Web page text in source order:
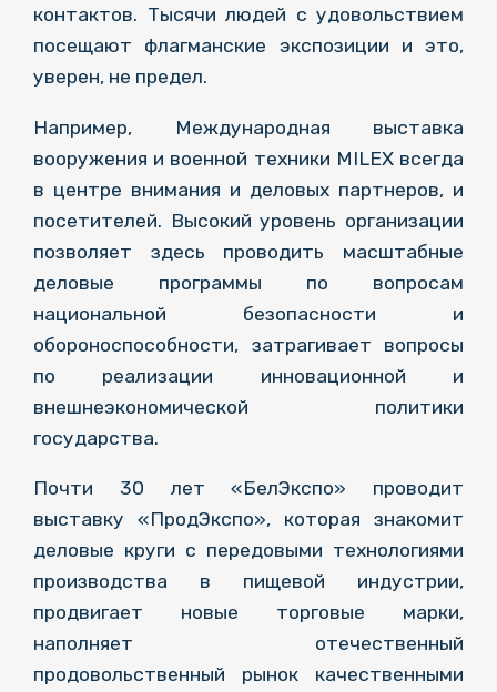
контактов. Тысячи людей с удовольствием
посещают флагманские экспозиции и это,
уверен, не предел.
Например, Международная выставка
вооружения и военной техники MILEX всегда
в центре внимания и деловых партнеров, и
посетителей. Высокий уровень организации
позволяет здесь проводить масштабные
деловые программы по вопросам
национальной безопасности и
обороноспособности, затрагивает вопросы
по реализации инновационной и
внешнеэкономической политики
государства.
Почти 30 лет «БелЭкспо» проводит
выставку «ПродЭкспо», которая знакомит
деловые круги с передовыми технологиями
производства в пищевой индустрии,
продвигает новые торговые марки,
наполняет отечественный
продовольственный рынок качественными